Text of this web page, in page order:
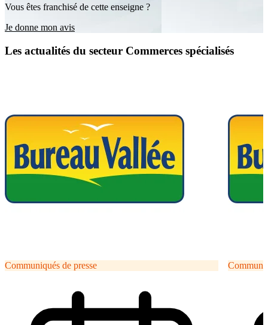
Vous êtes franchisé de cette enseigne ?
Je donne mon avis
Les actualités du secteur Commerces spécialisés
Communiqués de presse